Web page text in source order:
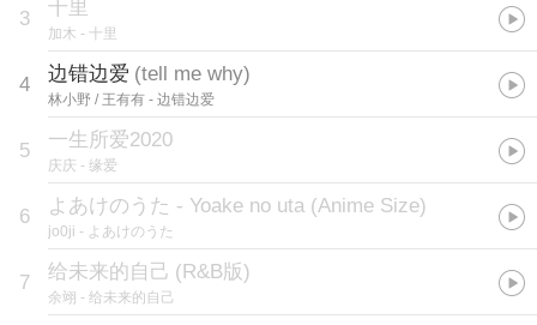
3 十里
加木 - 十里
4 边错边爱 (tell me why)
林小野 / 王有有 - 边错边爱
5 一生所爱2020
庆庆 - 缘爱
6 よあけのうた - Yoake no uta (Anime Size)
jo0ji - よあけのうた
7 给未来的自己 (R&B版)
余翊 - 给未来的自己